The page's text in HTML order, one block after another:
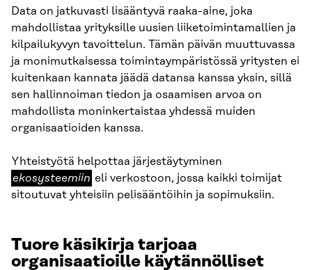
Data on jatkuvasti lisääntyvä raaka-aine, joka
mahdollistaa yrityksille uusien liiketoimintamallien ja
kilpailukyvyn tavoittelun. Tämän päivän muuttuvassa
ja monimutkaisessa toimintaympäristössä yritysten ei
kuitenkaan kannata jäädä datansa kanssa yksin, sillä
sen hallinnoiman tiedon ja osaamisen arvoa on
mahdollista moninkertaistaa yhdessä muiden
organisaatioiden kanssa.
Yhteistyötä helpottaa järjestäytyminen
ekosysteemiin eli verkostoon, jossa kaikki toimijat
sitoutuvat yhteisiin pelisääntöihin ja sopimuksiin.
Tuore käsikirja tarjoaa
organisaatioille käytännölliset